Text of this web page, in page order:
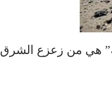
هي من زعزع الشرق